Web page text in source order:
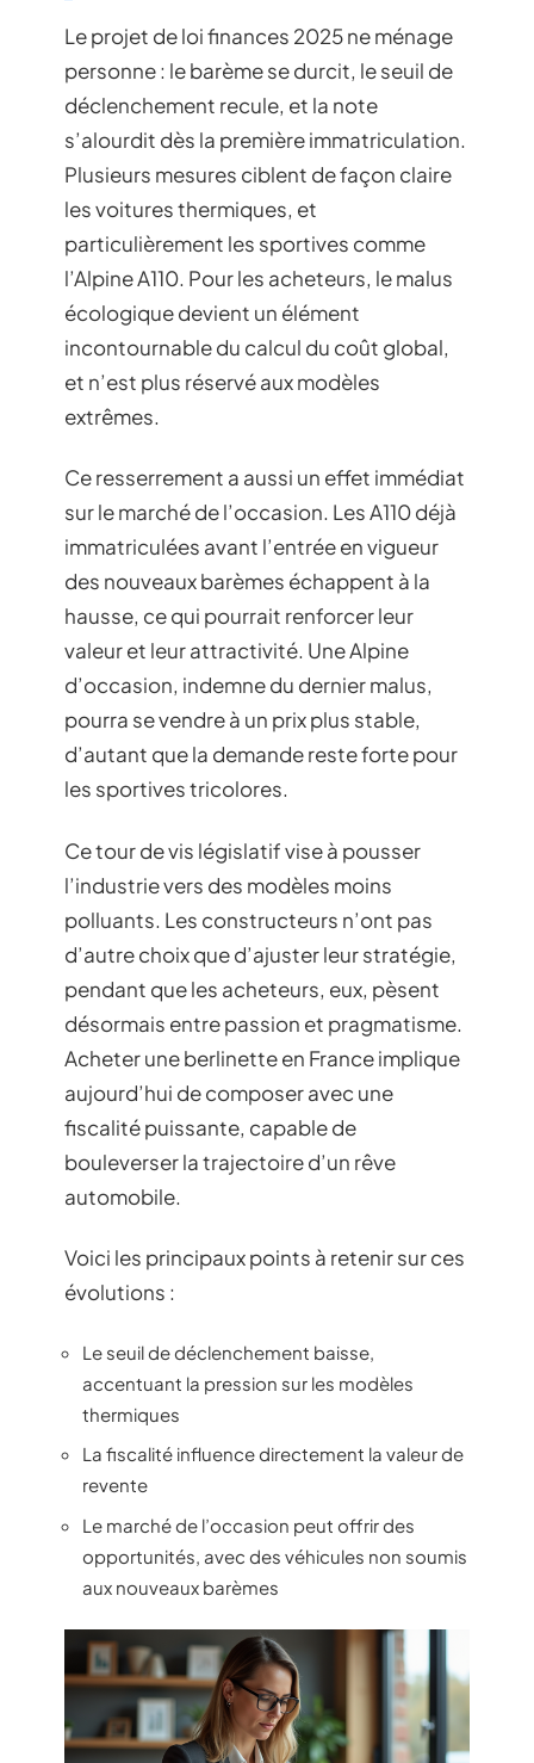
Le projet de loi finances 2025 ne ménage
personne : le barème se durcit, le seuil de
déclenchement recule, et la note
s’alourdit dès la première immatriculation.
Plusieurs mesures ciblent de façon claire
les voitures thermiques, et
particulièrement les sportives comme
l’Alpine A110. Pour les acheteurs, le malus
écologique devient un élément
incontournable du calcul du coût global,
et n’est plus réservé aux modèles
extrêmes.
Ce resserrement a aussi un effet immédiat
sur le marché de l’occasion. Les A110 déjà
immatriculées avant l’entrée en vigueur
des nouveaux barèmes échappent à la
hausse, ce qui pourrait renforcer leur
valeur et leur attractivité. Une Alpine
d’occasion, indemne du dernier malus,
pourra se vendre à un prix plus stable,
d’autant que la demande reste forte pour
les sportives tricolores.
Ce tour de vis législatif vise à pousser
l’industrie vers des modèles moins
polluants. Les constructeurs n’ont pas
d’autre choix que d’ajuster leur stratégie,
pendant que les acheteurs, eux, pèsent
désormais entre passion et pragmatisme.
Acheter une berlinette en France implique
aujourd’hui de composer avec une
fiscalité puissante, capable de
bouleverser la trajectoire d’un rêve
automobile.
Voici les principaux points à retenir sur ces
évolutions :
Le seuil de déclenchement baisse,
accentuant la pression sur les modèles
thermiques
La fiscalité influence directement la valeur de
revente
Le marché de l’occasion peut offrir des
opportunités, avec des véhicules non soumis
aux nouveaux barèmes